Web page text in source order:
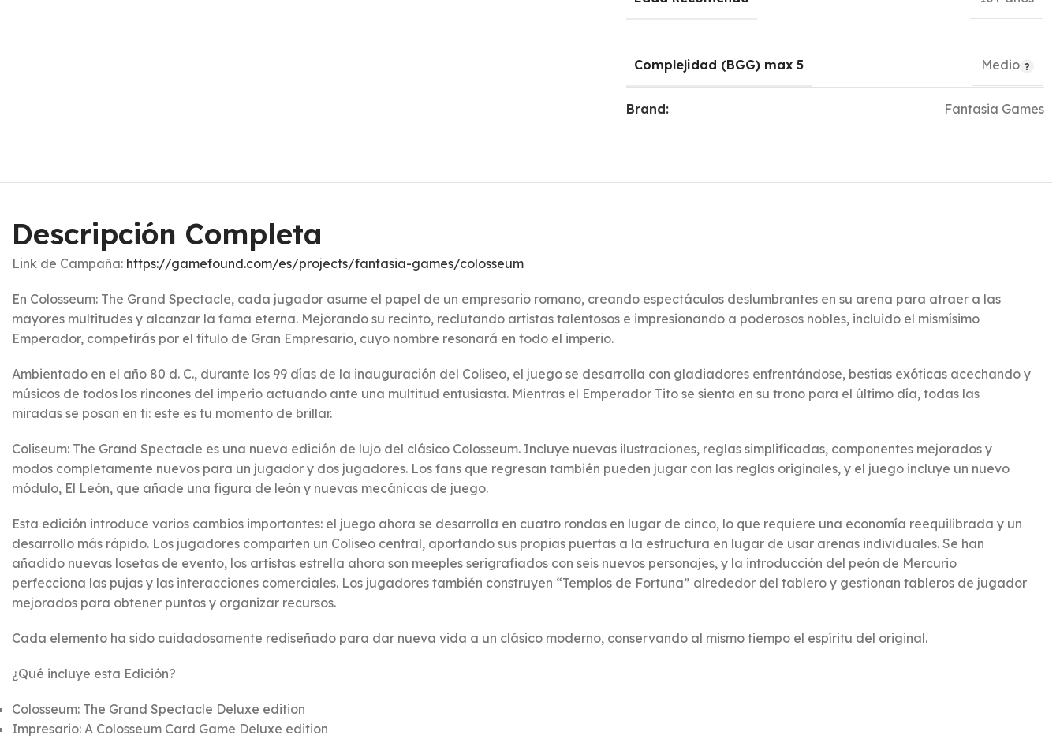
Complejidad (BGG) max 5 Medio
Brand: Fantasia Games
Descripción Completa
Link de Campaña: https://gamefound.com/es/projects/fantasia-games/colosseum
En Colosseum: The Grand Spectacle, cada jugador asume el papel de un empresario romano, creando espectáculos deslumbrantes en su arena para atraer a las
mayores multitudes y alcanzar la fama eterna. Mejorando su recinto, reclutando artistas talentosos e impresionando a poderosos nobles, incluido el mismísimo
Emperador, competirás por el título de Gran Empresario, cuyo nombre resonará en todo el imperio.
Ambientado en el año 80 d. C., durante los 99 días de la inauguración del Coliseo, el juego se desarrolla con gladiadores enfrentándose, bestias exóticas acechando y
músicos de todos los rincones del imperio actuando ante una multitud entusiasta. Mientras el Emperador Tito se sienta en su trono para el último día, todas las
miradas se posan en ti: este es tu momento de brillar.
Coliseum: The Grand Spectacle es una nueva edición de lujo del clásico Colosseum. Incluye nuevas ilustraciones, reglas simplificadas, componentes mejorados y
modos completamente nuevos para un jugador y dos jugadores. Los fans que regresan también pueden jugar con las reglas originales, y el juego incluye un nuevo
módulo, El León, que añade una figura de león y nuevas mecánicas de juego.
Esta edición introduce varios cambios importantes: el juego ahora se desarrolla en cuatro rondas en lugar de cinco, lo que requiere una economía reequilibrada y un
desarrollo más rápido. Los jugadores comparten un Coliseo central, aportando sus propias puertas a la estructura en lugar de usar arenas individuales. Se han
añadido nuevas losetas de evento, los artistas estrella ahora son meeples serigrafiados con seis nuevos personajes, y la introducción del peón de Mercurio
perfecciona las pujas y las interacciones comerciales. Los jugadores también construyen “Templos de Fortuna” alrededor del tablero y gestionan tableros de jugador
mejorados para obtener puntos y organizar recursos.
Cada elemento ha sido cuidadosamente rediseñado para dar nueva vida a un clásico moderno, conservando al mismo tiempo el espíritu del original.
¿Qué incluye esta Edición?
Colosseum: The Grand Spectacle Deluxe edition
Impresario: A Colosseum Card Game Deluxe edition